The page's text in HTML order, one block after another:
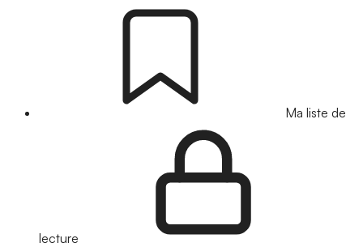
Ma liste de
lecture